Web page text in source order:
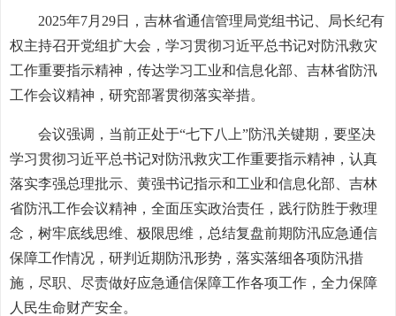
2025年7月29日，吉林省通信管理局党组书记、局长纪有
权主持召开党组扩大会，学习贯彻习近平总书记对防汛救灾
工作重要指示精神，传达学习工业和信息化部、吉林省防汛
工作会议精神，研究部署贯彻落实举措。
会议强调，当前正处于“七下八上”防汛关键期，要坚决
学习贯彻习近平总书记对防汛救灾工作重要指示精神，认真
落实李强总理批示、黄强书记指示和工业和信息化部、吉林
省防汛工作会议精神，全面压实政治责任，践行防胜于救理
念，树牢底线思维、极限思维，总结复盘前期防汛应急通信
保障工作情况，研判近期防汛形势，落实落细各项防汛措
施，尽职、尽责做好应急通信保障工作各项工作，全力保障
人民生命财产安全。